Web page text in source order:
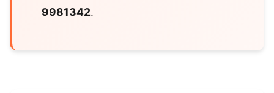
9981342.